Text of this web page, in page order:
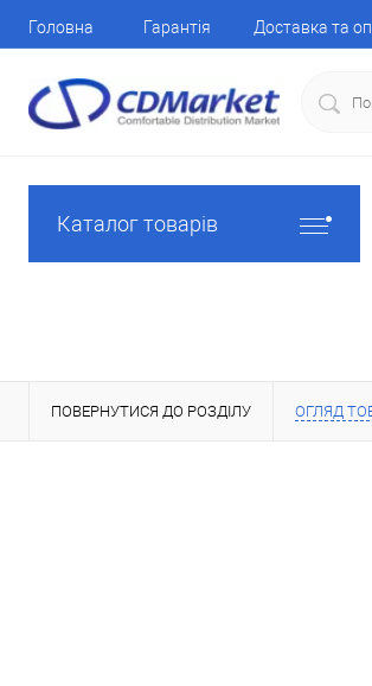
Головна Гарантія Доставка та
Каталог товарів
ПОВЕРНУТИСЯ ДО РОЗДІЛУ ОГЛЯД